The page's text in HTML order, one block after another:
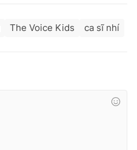
The Voice Kids ca sĩ nhí